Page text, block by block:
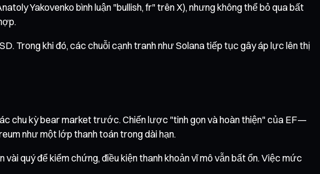
Yakovenko bình luận "bullish, fr" trên X), nhưng không thể bỏ qua bất
Trong khi đó, các chuỗi cạnh tranh như Solana tiếp tục gây áp lực lên thị
chu kỳ bear market trước. Chiến lược "tinh gọn và hoàn thiện" của EF—
như một lớp thanh toán trong dài hạn.
quý để kiểm chứng, điều kiện thanh khoản vĩ mô vẫn bất ổn. Việc mức